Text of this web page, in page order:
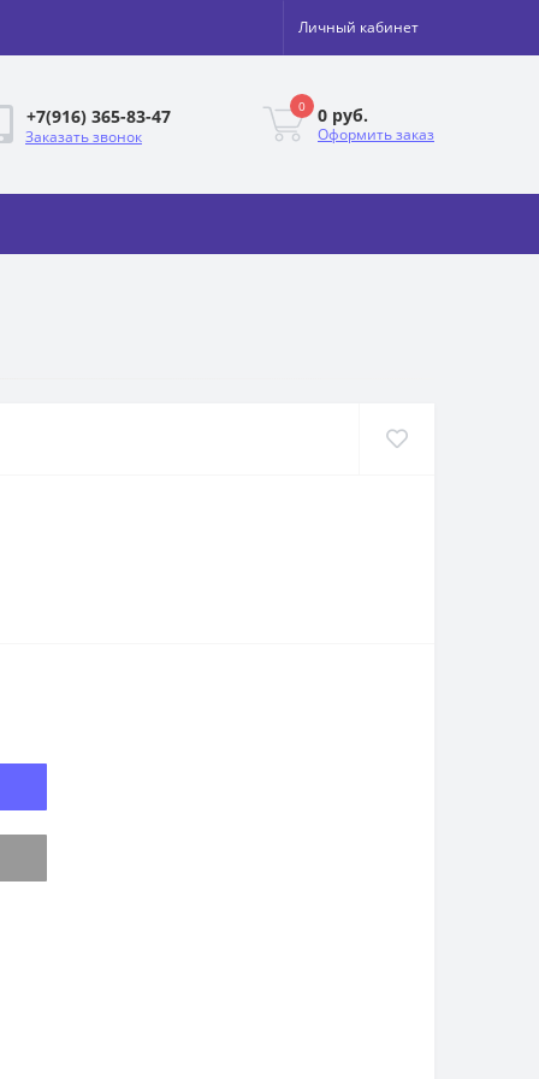
Личный кабинет
+7(916) 365-83-47
Заказать звонок
0 0 руб.
Оформить заказ